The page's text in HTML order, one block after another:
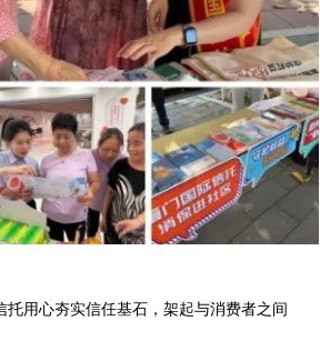
用心夯实信任基石，架起与消费者之间